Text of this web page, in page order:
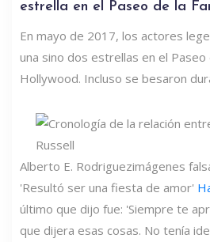
estrella en el Paseo de la
En mayo de 2017, los actores
una sino dos estrellas en el Paseo
Hollywood. Incluso se besaron
Alberto E. Rodriguezimágenes
'Resultó ser una fiesta de amor'
último que dijo fue: 'Siempre te
que dijera esas cosas. No tenía